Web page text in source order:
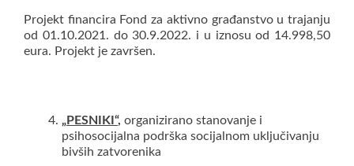
Projekt financira Fond za aktivno građanstvo u trajanju
od 01.10.2021. do 30.9.2022. i u iznosu od 14.998,50
eura. Projekt je završen.
„PESNIKI“, organizirano stanovanje i
psihosocijalna podrška socijalnom uključivanju
bivših zatvorenika